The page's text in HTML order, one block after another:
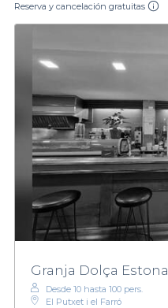
Reserva y cancelación gratuitas
Granja Dolça Estona
Desde 10 hasta 100 pers.
El Putxet i el Farró